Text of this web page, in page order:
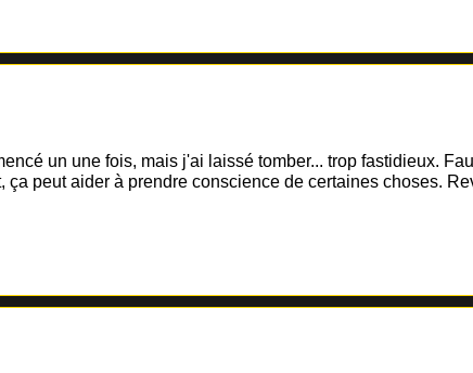
un une fois, mais j'ai laissé tomber... trop fastidieux.
peut aider à prendre conscience de certaines choses.